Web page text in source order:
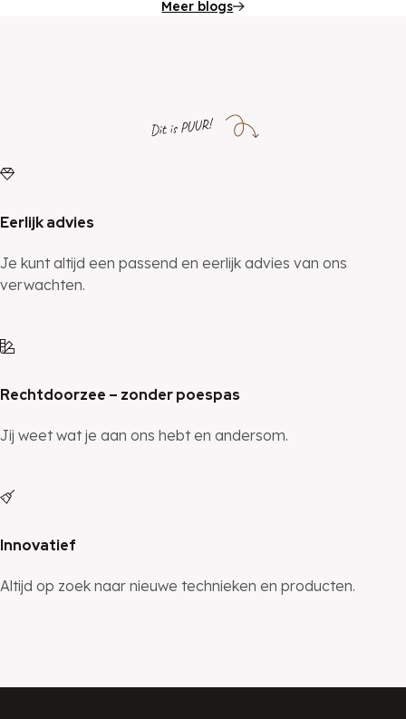
Meer blogs
Dit is PUUR!
Eerlijk advies
Je kunt altijd een passend en eerlijk advies van ons
verwachten.
Rechtdoorzee – zonder poespas
Jij weet wat je aan ons hebt en andersom.
Innovatief
Altijd op zoek naar nieuwe technieken en producten.